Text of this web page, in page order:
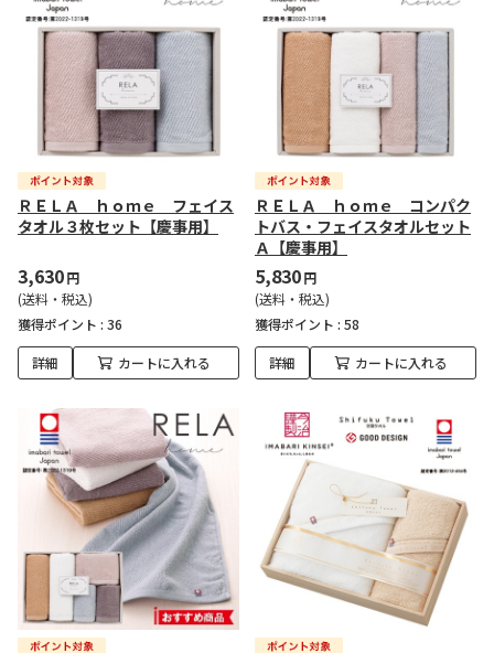
ＲＥＬＡ ｈｏｍｅ フェイス
タオル３枚セット【慶事用】
3,630円
(送料・税込)
獲得ポイント : 36
詳細 カートに入れる
ＲＥＬＡ ｈｏｍｅ コンパク
トバス・フェイスタオルセット
Ａ【慶事用】
5,830円
(送料・税込)
獲得ポイント : 58
詳細 カートに入れる